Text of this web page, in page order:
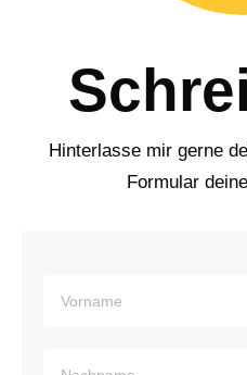
Hinterlasse mir gerne
Formular